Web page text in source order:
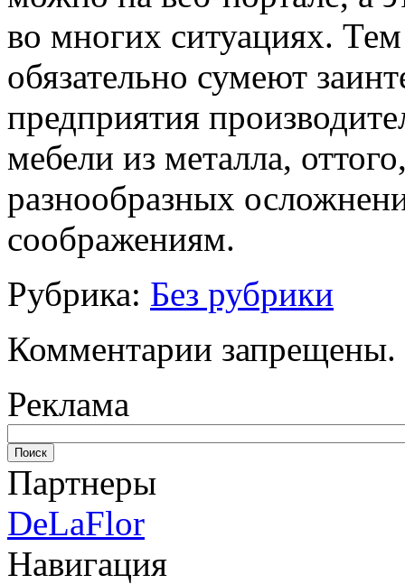
во многих ситуациях.
обязательно сумеют
предприятия
мебели из металла,
разнообразных
соображениям.
Рубрика: Без рубрики
Комментарии запрещены.
Реклама
Партнеры
DeLaFlor
Навигация